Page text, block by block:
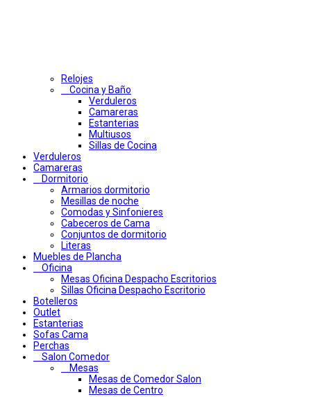
Relojes
Cocina y Baño
Verduleros
Camareras
Estanterias
Multiusos
Sillas de Cocina
Verduleros
Camareras
Dormitorio
Armarios dormitorio
Mesillas de noche
Comodas y Sinfonieres
Cabeceros de Cama
Conjuntos de dormitorio
Literas
Muebles de Plancha
Oficina
Mesas Oficina Despacho Escritorios
Sillas Oficina Despacho Escritorio
Botelleros
Outlet
Estanterias
Sofas Cama
Perchas
Salon Comedor
Mesas
Mesas de Comedor Salon
Mesas de Centro